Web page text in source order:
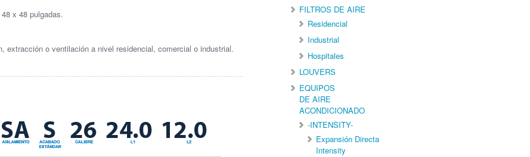
x 48 pulgadas.
extracción o ventilación a nivel residencial, comercial o industrial.
FILTROS DE AIRE
Residencial
Industrial
Hospitales
LOUVERS
EQUIPOS
DE AIRE
ACONDICIONADO
-INTENSITY-
Expansión Directa
Intensity